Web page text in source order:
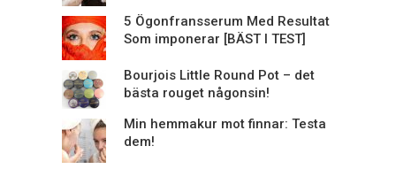
5 Ögonfransserum Med Resultat
Som imponerar [BÄST I TEST]
Bourjois Little Round Pot – det
bästa rouget någonsin!
Min hemmakur mot finnar: Testa
dem!